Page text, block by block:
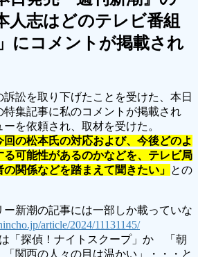
人志はどのテレビ番組
にコメントが掲載され
訟を取り下げたことを受けた、本日
特集記事に私のコメントが掲載され
を依頼され、取材を受けた。
回の松本氏の対応および、今後どのよ
る可能性があるのかなどを、テレビ局
関係などを踏まえて聞きたい」 との
新潮の記事には一部しか載っていな
article/2024/11131145/
「探偵！ナイトスクープ」か 「朝
「関西の人々の目は温かい」・・・と